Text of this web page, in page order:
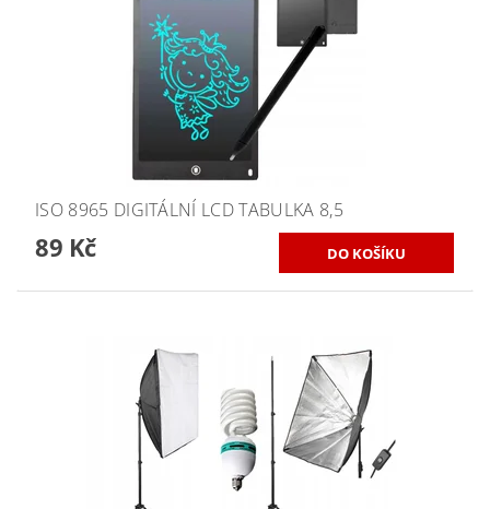
ISO 8965 DIGITÁLNÍ LCD TABULKA 8,5
89 Kč